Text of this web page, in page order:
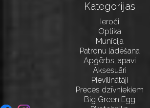
Kategorijas
Ieroči
Optika
Munīcija
Patronu lādēšana
Apģērbs, apavi
Aksesuāri
Pievilinātāji
Preces dzīvniekiem
Big Green Egg